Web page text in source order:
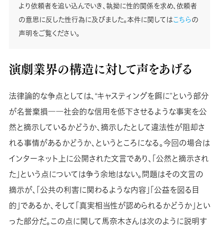
より依頼者を追い込んでいき、執拗に性的関係を求め、依頼者
の意思に反した性行為に及びました。本件に関してはこちらの
声明をご覧ください。
演劇業界の構造に対して声をあげる
法律論的な争点としては、“キャスティングを餌に”という部分
が名誉棄損――社会的な信用を低下させるような事実を公
然と摘示しているかどうか、摘示したとして違法性が阻却さ
れる事情があるかどうか、というところになる。今回の場合は
インターネット上に公開された文言であり、「公然と摘示され
た」という点については争う余地はない。問題はその文言の
摘示が、「公共の利害に関わるような内容」「公益を図る目
的」であるか、そして「真実相当性が認められるかどうか」とい
った部分だ。この点に関して馬奈木さんは次のように説明す